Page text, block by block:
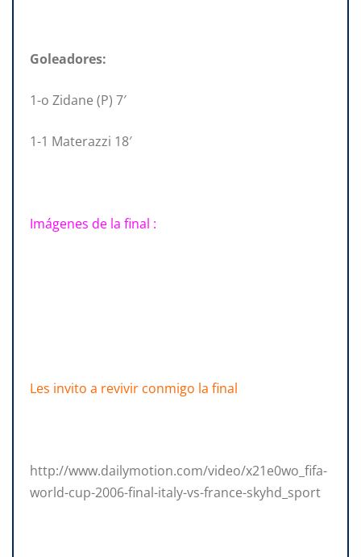
Goleadores:
1-o Zidane (P) 7′
1-1 Materazzi 18′
Imágenes de la final :
Les invito a revivir conmigo la final
http://www.dailymotion.com/video/x21e0wo_fifa-
world-cup-2006-final-italy-vs-france-skyhd_sport